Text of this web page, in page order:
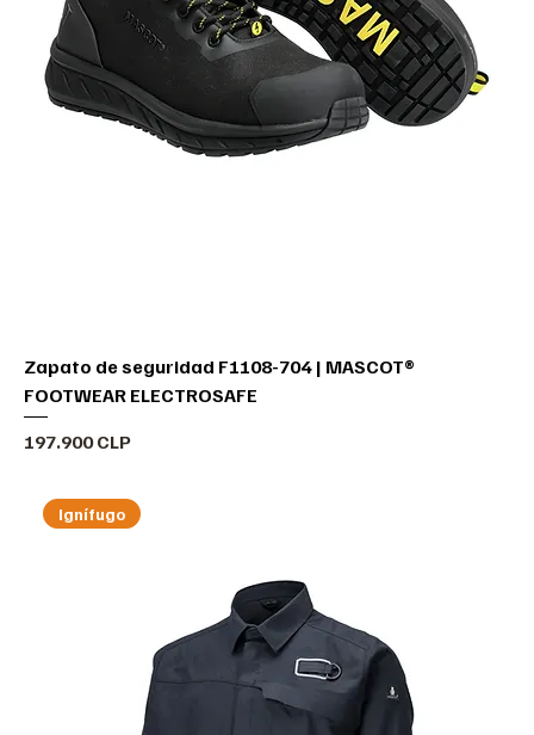
Zapato de seguridad F1108-704 | MASCOT®
FOOTWEAR ELECTROSAFE
Precio
197.900 CLP
Ignífugo